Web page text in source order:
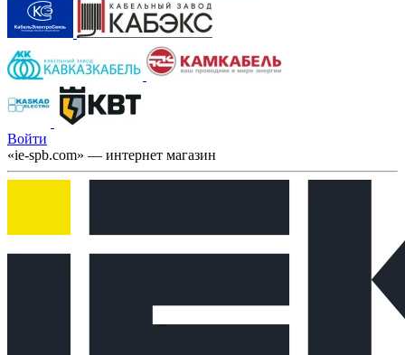
Войти
«ie-spb.com» — интернет магазин